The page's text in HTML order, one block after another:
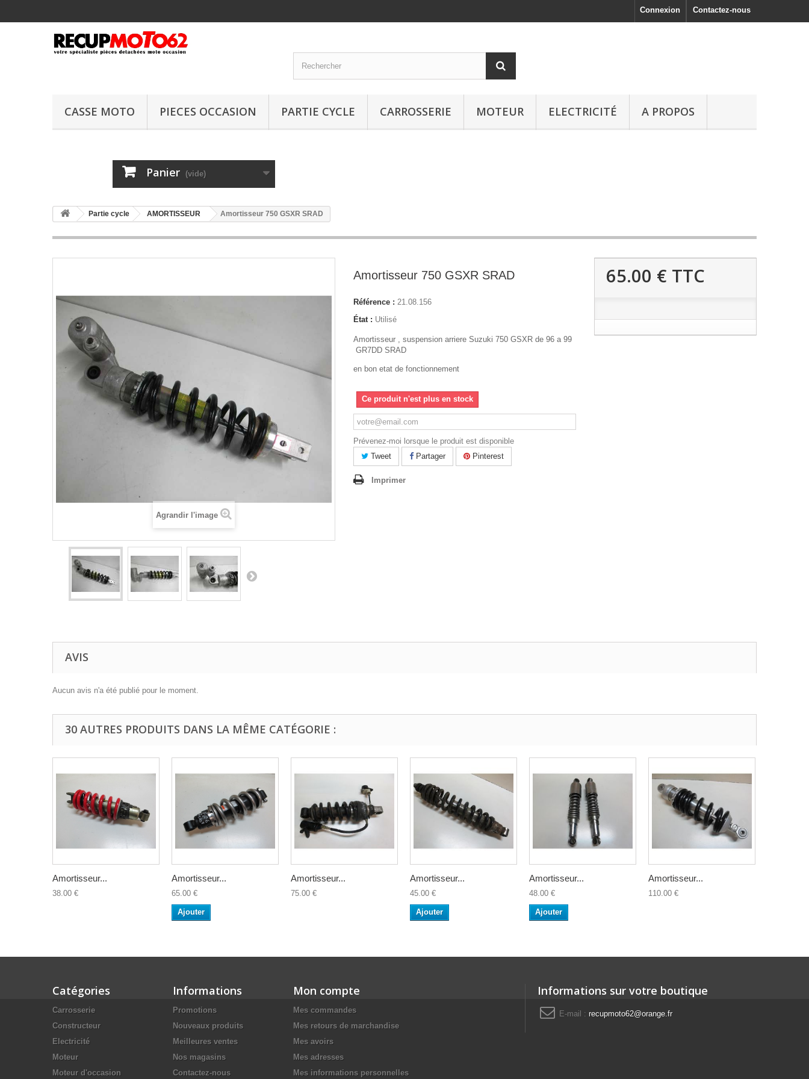
Contactez-nous
Connexion
CASSE MOTO PIECES OCCASION PARTIE CYCLE CARROSSERIE MOTEUR ELECTRICITÉ A PROPOS
Panier (vide)
Partie cycle AMORTISSEUR Amortisseur 750 GSXR SRAD
Agrandir l'image
Amortisseur 750 GSXR SRAD
Référence : 21.08.156
État : Utilisé
Amortisseur , suspension arriere Suzuki 750 GSXR de 96 a 99
GR7DD SRAD
en bon etat de fonctionnement
Ce produit n'est plus en stock
Prévenez-moi lorsque le produit est disponible
Tweet
Partager Pinterest
Imprimer
65.00 € TTC
AVIS
Aucun avis n'a été publié pour le moment.
30 AUTRES PRODUITS DANS LA MÊME CATÉGORIE :
Amortisseur...
38.00 €
Amortisseur...
65.00 €
Ajouter
Amortisseur...
75.00 €
Amortisseur...
45.00 €
Ajouter
Amortisseur...
48.00 €
Ajouter
Amortisseur...
110.00 €
Catégories
Carrosserie
Constructeur
Electricité
Moteur
Moteur d'occasion
Informations
Promotions
Nouveaux produits
Meilleures ventes
Nos magasins
Contactez-nous
Mon compte
Mes commandes
Mes retours de marchandise
Mes avoirs
Mes adresses
Mes informations personnelles
Informations sur votre boutique
E-mail : recupmoto62@orange.fr